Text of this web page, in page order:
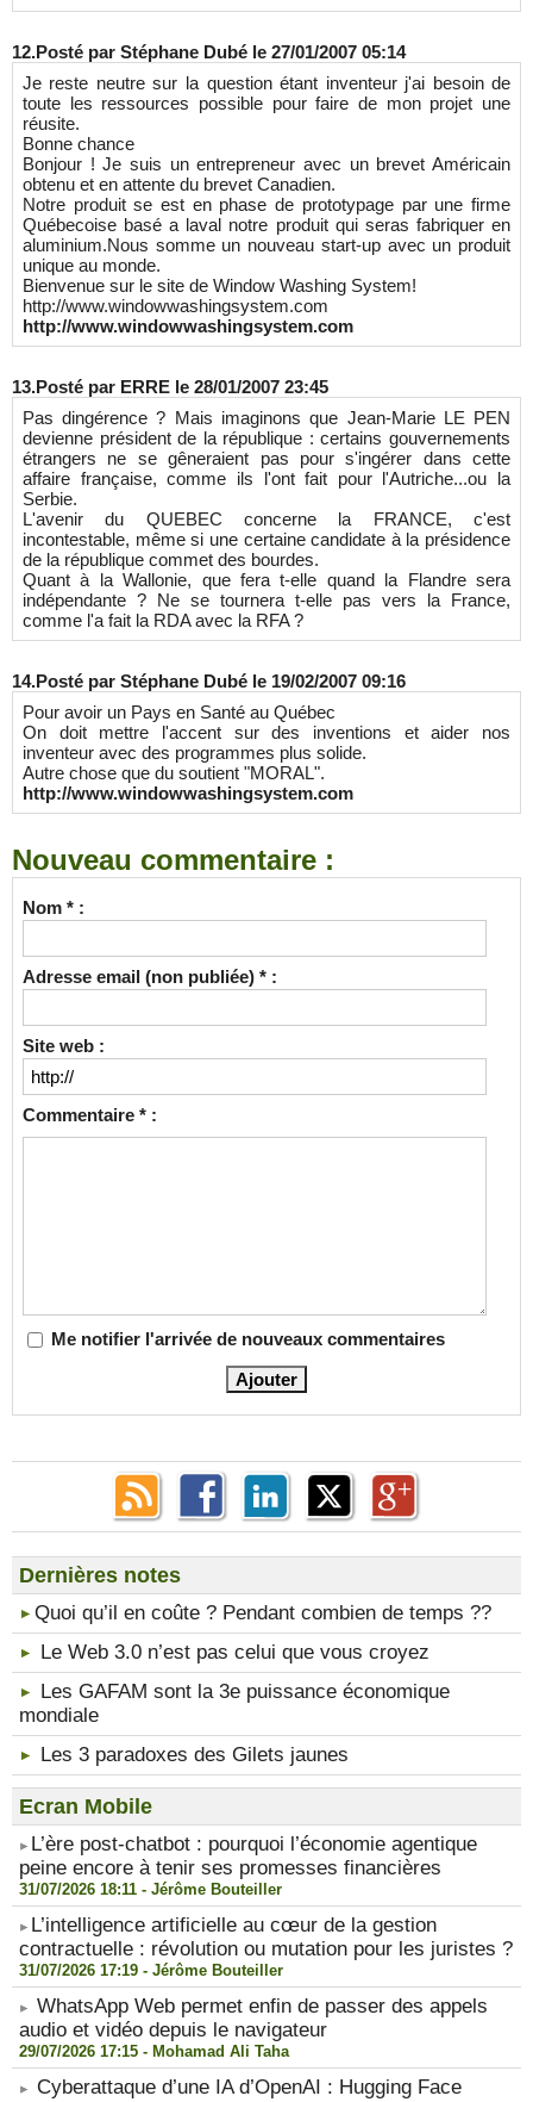
12.Posté par Stéphane Dubé le 27/01/2007 05:14
Je reste neutre sur la question étant inventeur j'ai besoin de
toute les ressources possible pour faire de mon projet une
réusite.
Bonne chance
Bonjour ! Je suis un entrepreneur avec un brevet Américain
obtenu et en attente du brevet Canadien.
Notre produit se est en phase de prototypage par une firme
Québecoise basé a laval notre produit qui seras fabriquer en
aluminium.Nous somme un nouveau start-up avec un produit
unique au monde.
Bienvenue sur le site de Window Washing System!
http://www.windowwashingsystem.com
http://www.windowwashingsystem.com
13.Posté par ERRE le 28/01/2007 23:45
Pas dingérence ? Mais imaginons que Jean-Marie LE PEN
devienne président de la république : certains gouvernements
étrangers ne se gêneraient pas pour s'ingérer dans cette
affaire française, comme ils l'ont fait pour l'Autriche...ou la
Serbie.
L'avenir du QUEBEC concerne la FRANCE, c'est
incontestable, même si une certaine candidate à la présidence
de la république commet des bourdes.
Quant à la Wallonie, que fera t-elle quand la Flandre sera
indépendante ? Ne se tournera t-elle pas vers la France,
comme l'a fait la RDA avec la RFA ?
14.Posté par Stéphane Dubé le 19/02/2007 09:16
Pour avoir un Pays en Santé au Québec
On doit mettre l'accent sur des inventions et aider nos
inventeur avec des programmes plus solide.
Autre chose que du soutient "MORAL".
http://www.windowwashingsystem.com
Nouveau commentaire :
Nom * :
Adresse email (non publiée) * :
Site web :
Commentaire * :
Me notifier l'arrivée de nouveaux commentaires
Dernières notes
​Quoi qu’il en coûte ? Pendant combien de temps ??
Le Web 3.0 n’est pas celui que vous croyez
Les GAFAM sont la 3e puissance économique
mondiale
Les 3 paradoxes des Gilets jaunes
Ecran Mobile
​L’ère post-chatbot : pourquoi l’économie agentique
peine encore à tenir ses promesses financières
31/07/2026 18:11 - Jérôme Bouteiller
​L’intelligence artificielle au cœur de la gestion
contractuelle : révolution ou mutation pour les juristes ?
31/07/2026 17:19 - Jérôme Bouteiller
WhatsApp Web permet enfin de passer des appels
audio et vidéo depuis le navigateur
29/07/2026 17:15 - Mohamad Ali Taha
Cyberattaque d’une IA d’OpenAI : Hugging Face